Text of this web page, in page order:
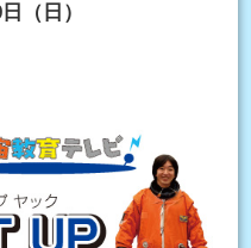
（日）